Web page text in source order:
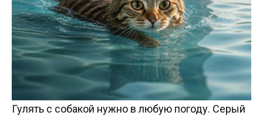
Гулять с собакой нужно в любую погоду. Серый